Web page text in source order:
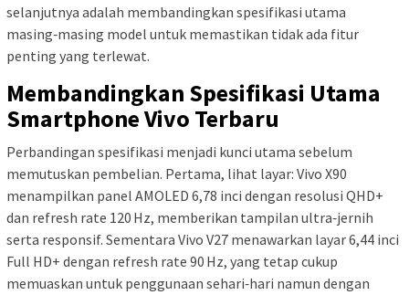
selanjutnya adalah membandingkan spesifikasi utama
masing‑masing model untuk memastikan tidak ada fitur
penting yang terlewat.
Membandingkan Spesifikasi Utama
Smartphone Vivo Terbaru
Perbandingan spesifikasi menjadi kunci utama sebelum
memutuskan pembelian. Pertama, lihat layar: Vivo X90
menampilkan panel AMOLED 6,78 inci dengan resolusi QHD+
dan refresh rate 120 Hz, memberikan tampilan ultra‑jernih
serta responsif. Sementara Vivo V27 menawarkan layar 6,44 inci
Full HD+ dengan refresh rate 90 Hz, yang tetap cukup
memuaskan untuk penggunaan sehari‑hari namun dengan